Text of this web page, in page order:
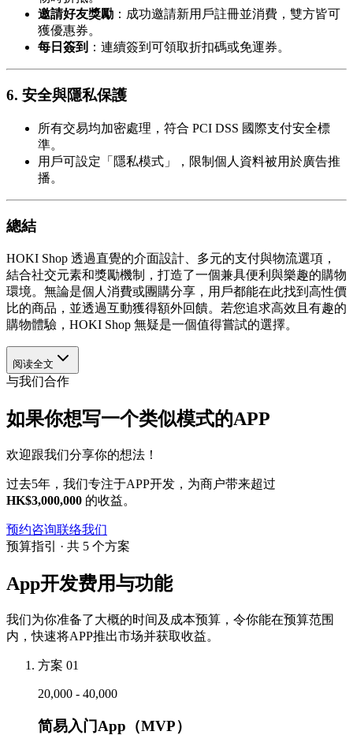
邀請好友獎勵 ：成功邀請新用戶註冊並消費，雙方皆可
獲優惠券。
每日簽到 ：連續簽到可領取折扣碼或免運券。
6. 安全與隱私保護
所有交易均加密處理，符合 PCI DSS 國際支付安全標
準。
用戶可設定「隱私模式」，限制個人資料被用於廣告推
播。
總結
HOKI Shop 透過直覺的介面設計、多元的支付與物流選項，
結合社交元素和獎勵機制，打造了一個兼具便利與樂趣的購物
環境。無論是個人消費或團購分享，用戶都能在此找到高性價
比的商品，並透過互動獲得額外回饋。若您追求高效且有趣的
購物體驗，HOKI Shop 無疑是一個值得嘗試的選擇。
阅读全文
与我们合作
如果你想写一个类似模式的APP
欢迎跟我们分享你的想法！
过去5年，我们专注于APP开发，为商户带来超过
HK$3,000,000 的收益。
预约咨询联络我们
预算指引 · 共 5 个方案
App开发费用与功能
我们为你准备了大概的时间及成本预算，令你能在预算范围
内，快速将APP推出市场并获取收益。
方案 01
20,000 - 40,000
简易入门App（MVP）